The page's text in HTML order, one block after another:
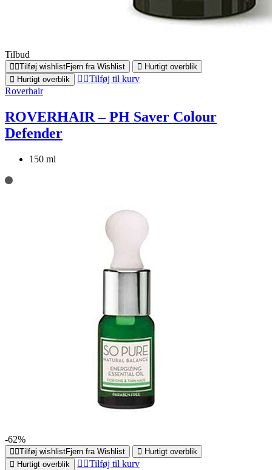
Tilbud
Tilføj wishlistFjern fra Wishlist
Hurtigt overblik
Hurtigt overblik
Tilføj til kurv
Roverhair
ROVERHAIR – PH Saver Colour
Defender
150 ml
-62%
Tilføj wishlistFjern fra Wishlist
Hurtigt overblik
Hurtigt overblik
Tilføj til kurv